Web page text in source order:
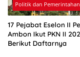
Politik dan Pemerintahan
17 Pejabat Eselon II
Ambon Ikut PKN II
Berikut Daftarnya